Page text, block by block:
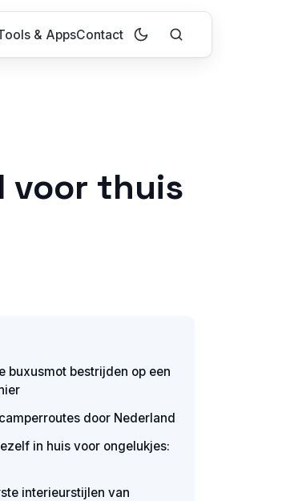
& AppsContact
voor thuis
buxusmot bestrijden op een
door Nederland
in huis voor ongelukjes:
interieurstijlen van